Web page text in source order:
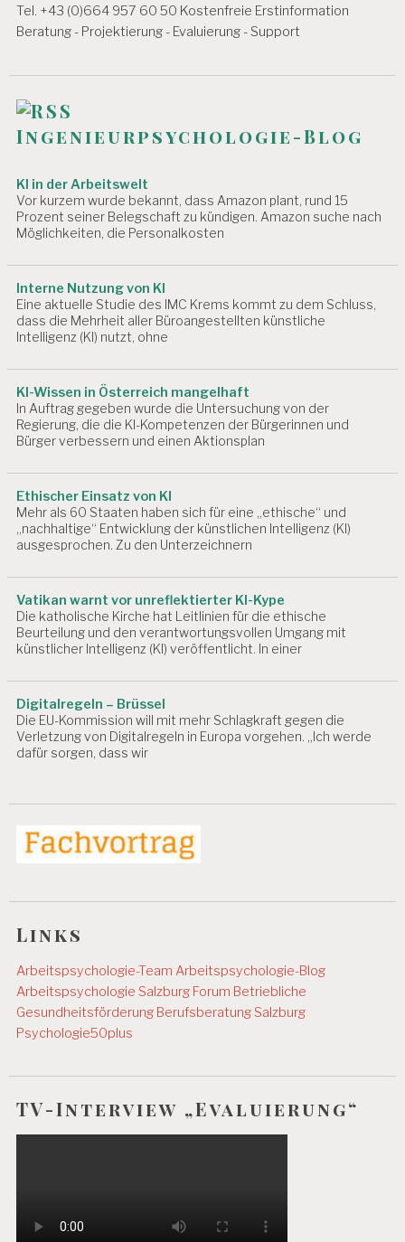
Tel. +43 (0)664 957 60 50 Kostenfreie Erstinformation
Beratung - Projektierung - Evaluierung - Support
Ingenieurpsychologie-Blog
KI in der Arbeitswelt
Vor kurzem wurde bekannt, dass Amazon plant, rund 15
Prozent seiner Belegschaft zu kündigen. Amazon suche nach
Möglichkeiten, die Personalkosten
Interne Nutzung von KI
Eine aktuelle Studie des IMC Krems kommt zu dem Schluss,
dass die Mehrheit aller Büroangestellten künstliche
Intelligenz (KI) nutzt, ohne
KI-Wissen in Österreich mangelhaft
In Auftrag gegeben wurde die Untersuchung von der
Regierung, die die KI-Kompetenzen der Bürgerinnen und
Bürger verbessern und einen Aktionsplan
Ethischer Einsatz von KI
Mehr als 60 Staaten haben sich für eine „ethische“ und
„nachhaltige“ Entwicklung der künstlichen Intelligenz (KI)
ausgesprochen. Zu den Unterzeichnern
Vatikan warnt vor unreflektierter KI-Kype
Die katholische Kirche hat Leitlinien für die ethische
Beurteilung und den verantwortungsvollen Umgang mit
künstlicher Intelligenz (KI) veröffentlicht. In einer
Digitalregeln – Brüssel
Die EU-Kommission will mit mehr Schlagkraft gegen die
Verletzung von Digitalregeln in Europa vorgehen. „Ich werde
dafür sorgen, dass wir
Links
Arbeitspsychologie-Team Arbeitspsychologie-Blog
Arbeitspsychologie Salzburg Forum Betriebliche
Gesundheitsförderung Berufsberatung Salzburg
Psychologie50plus
TV-Interview „Evaluierung“